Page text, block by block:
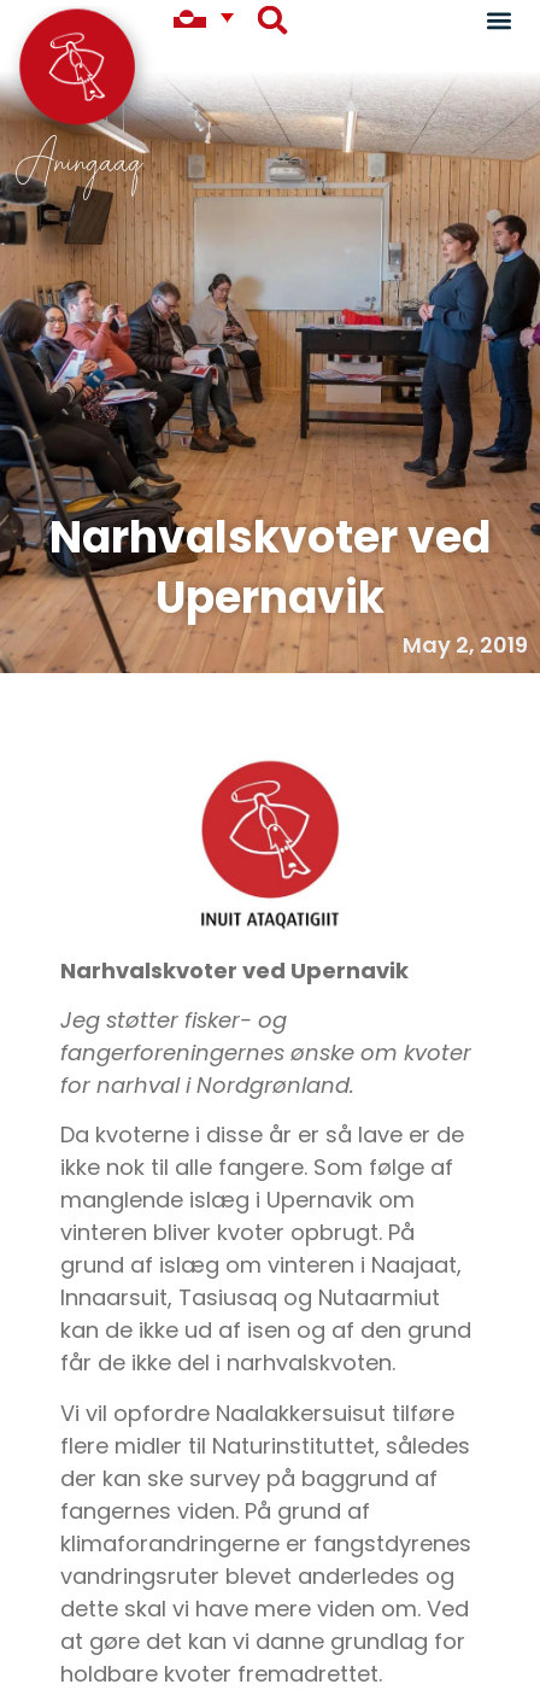
Aningaaq
Narhvalskvoter ved
Upernavik
May 2, 2019
Narhvalskvoter ved Upernavik
Jeg støtter fisker- og
fangerforeningernes ønske om kvoter
for narhval i Nordgrønland.
Da kvoterne i disse år er så lave er de
ikke nok til alle fangere. Som følge af
manglende islæg i Upernavik om
vinteren bliver kvoter opbrugt. På
grund af islæg om vinteren i Naajaat,
Innaarsuit, Tasiusaq og Nutaarmiut
kan de ikke ud af isen og af den grund
får de ikke del i narhvalskvoten.
Vi vil opfordre Naalakkersuisut tilføre
flere midler til Naturinstituttet, således
der kan ske survey på baggrund af
fangernes viden. På grund af
klimaforandringerne er fangstdyrenes
vandringsruter blevet anderledes og
dette skal vi have mere viden om. Ved
at gøre det kan vi danne grundlag for
holdbare kvoter fremadrettet.